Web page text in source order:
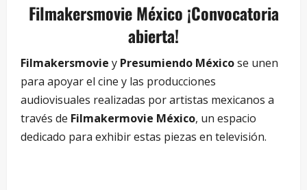
Filmakersmovie México ¡Convocatoria
abierta!
Filmakersmovie y Presumiendo Méxicose unen
para apoyar el cine y las producciones
audiovisuales realizadas por artistas mexicanos a
través de Filmakermovie México, un espacio
dedicado para exhibir estas piezas en televisión.